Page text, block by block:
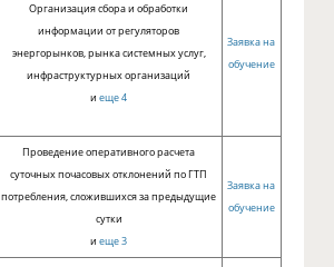
Организация сбора и обработки
информации от регуляторов
энергорынков, рынка системных услуг,
инфраструктурных организаций
иеще 4
Заявка на
обучение
Проведение оперативного расчета
суточных почасовых отклонений по ГТП
потребления, сложившихся за предыдущие
сутки
иеще 3
Заявка на
обучение